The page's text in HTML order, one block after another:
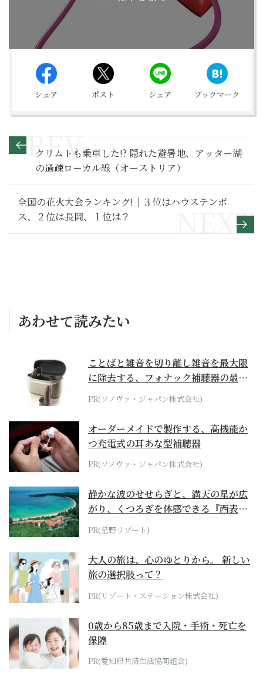
シェア ポスト シェア ブックマーク
クリムトも乗車した!? 隠れた避暑地、アッター湖
の過疎ローカル線（オーストリア）
全国の花火大会ランキング!｜３位はハウステンボ
ス、２位は長岡、１位は？
あわせて読みたい
ことばと雑音を切り離し雑音を最大限
に除去する、フォナック補聴器の最上
位モデル
PR(ソノヴァ・ジャパン株式会社)
オーダーメイドで製作する、高機能か
つ充電式の耳あな型補聴器
PR(ソノヴァ・ジャパン株式会社)
静かな波のせせらぎと、満天の星が広
がり、くつろぎを体感できる『西表島
ホテル by...
PR(星野リゾート)
大人の旅は、心のゆとりから。 新しい
旅の選択肢って？
PR(リゾート・ステーション株式会社)
0歳から85歳まで入院・手術・死亡を
保障
PR(愛知県共済生活協同組合)